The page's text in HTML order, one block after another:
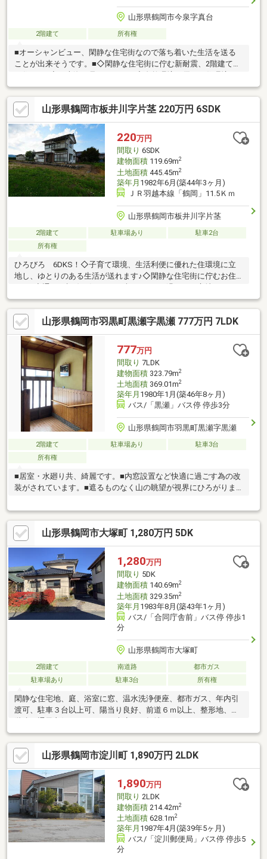
山形県鶴岡市今泉字真台
2階建て 所有権
■オーシャンビュー、閑静な住宅街なので落ち着いた生活を送る
ことが出来そうです。■◇閑静な住宅街に佇む新耐震、2階建ての
立地し、ゆとりのある生活が送れます♪買うまでの不安も、買った
後の不安も、すべて一式、お引き受けいたします。「住まい」を
買うこと、それはゴールではなくスタートです。「住まい」へ、
「未来」へ、お導きします。※頭金0円で購入可能♪（諸費用OK)詳
細はお問い合わせ下さい♪0234-43-0857♪津波災害警戒区域内。再
建築不可。
山形県鶴岡市板井川字片茎 220万円 6SDK
220万円
間取り 6SDK
建物面積119.69m2
土地面積445.45m2
築年月 1982年6月(築44年3ヶ月)
ＪＲ羽越本線「鶴岡」11.5Ｋｍ
山形県鶴岡市板井川字片茎
2階建て 駐車場あり
駐車2台
所有権
ひろびろ 6DKS！◇子育て環境、生活利便に優れた住環境に立
地し、ゆとりのある生活が送れます♪◇閑静な住宅街に佇むお住
◇癒しの和室は、足を伸ばしてのんびり寛ぐことも♪◇豊富な収
納スペースですっきりした生活を叶えます♪◇緑豊かな閑静な住
宅街は住環境良好です♪◇物件の陽当りや通風・近隣・周辺環境
や街並みなど、資料には掲載していない情報が現地にはたくさん
あります。是非ご確認ください。詳細はお問い合わせ下さい０２
３４－４３－０８５７
山形県鶴岡市羽黒町黒瀬字黒瀬 777万円 7LDK
777万円
間取り 7LDK
建物面積323.79m2
土地面積369.01m2
築年月 1980年1月(築46年8ヶ月)
バス/「黒瀬」バス停 停歩3分
山形県鶴岡市羽黒町黒瀬字黒瀬
2階建て 駐車場あり
駐車3台
所有権
■居室・水廻り共、綺麗です。■内窓設置など快適に過ごす為の改
装がされています。■遮るものなく山の眺望が視界にひろがりま
山形県鶴岡市大塚町 1,280万円 5DK
1,280万円
間取り 5DK
建物面積140.69m2
土地面積329.35m2
築年月 1983年8月(築43年1ヶ月)
バス/「合同庁舎前」バス停 停歩1
分
山形県鶴岡市大塚町
2階建て 南道路
都市ガス
駐車場あり
駐車3台 所有権
閑静な住宅地、庭、浴室に窓、温水洗浄便座、都市ガス、年内引
渡可、駐車３台以上可、陽当り良好、前道６ｍ以上、整形地、２
山形県鶴岡市淀川町 1,890万円 2LDK
1,890万円
間取り 2LDK
建物面積214.42m2
土地面積628.1m2
築年月 1987年4月(築39年5ヶ月)
バス/「淀川郵便局」バス停 停歩5
分